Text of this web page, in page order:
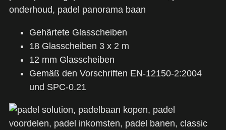
Gehärtete Glasscheiben
18 Glasscheiben 3 x 2 m
12 mm Glasscheiben
Gemäß den Vorschriften EN-12150-2:2004
und SPC-0.21